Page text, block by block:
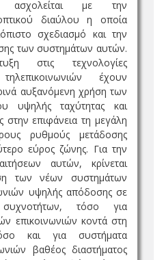
ασχολείται με την
διαύλου η οποία
σχεδιασμό και την
των συστημάτων αυτών.
στις τεχνολογίες
έχουν
αυξανόμενη χρήση των
υψηλής ταχύτητας και
επιφάνεια τη μεγάλη
ρυθμούς μετάδοσης
εύρος ζώνης. Για την
αυτών, κρίνεται
των νέων συστημάτων
υψηλής απόδοσης σε
τόσο για
επικοινωνιών κοντά στη
και για συστήματα
βαθέος διαστήματος